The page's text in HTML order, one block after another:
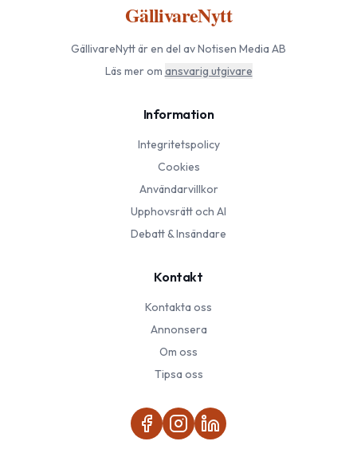
GällivareNytt
GällivareNyttär en del av Notisen Media AB
Läs mer om ansvarig utgivare
Information
Integritetspolicy
Cookies
Användarvillkor
Upphovsrätt och AI
Debatt & Insändare
Kontakt
Kontakta oss
Annonsera
Om oss
Tipsa oss